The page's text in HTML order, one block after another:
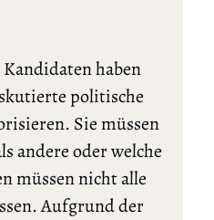
haben
politische
Sie müssen
andere oder welche
müssen nicht alle
Aufgrund der